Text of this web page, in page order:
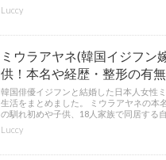
Luccy
ミウラアヤネ(韓国イジフン
供！本名や経歴・整形の有
韓国俳優イジフンと結婚した日本人女性
生活をまとめました。 ミウラアヤネの本
の馴れ初めや子供、18人家族で同居する
Luccy